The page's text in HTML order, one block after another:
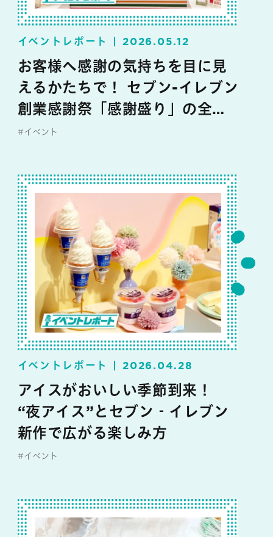
イベントレポート 2026.05.12
お客様へ感謝の気持ちを目に見
えるかたちで！ セブン-イレブン
創業感謝祭「感謝盛り」の全貌
大公開
#イベント
イベントレポート 2026.04.28
アイスがおいしい季節到来！
“夜アイス”とセブン‐イレブン
新作で広がる楽しみ方
#イベント